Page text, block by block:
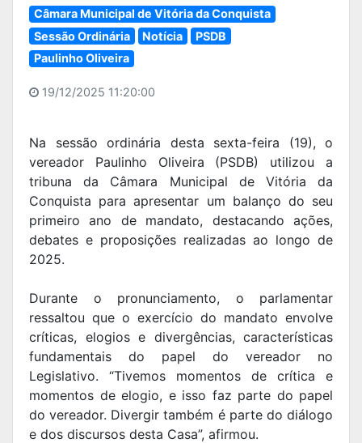
Câmara Municipal de Vitória da Conquista
Sessão Ordinária
Notícia
PSDB
Paulinho Oliveira
19/12/2025 11:20:00
Na sessão ordinária desta sexta-feira (19), o
vereador Paulinho Oliveira (PSDB) utilizou a
tribuna da Câmara Municipal de Vitória da
Conquista para apresentar um balanço do seu
primeiro ano de mandato, destacando ações,
debates e proposições realizadas ao longo de
2025.
Durante o pronunciamento, o parlamentar
ressaltou que o exercício do mandato envolve
críticas, elogios e divergências, características
fundamentais do papel do vereador no
Legislativo. “Tivemos momentos de crítica e
momentos de elogio, e isso faz parte do papel
do vereador. Divergir também é parte do diálogo
e dos discursos desta Casa”, afirmou.